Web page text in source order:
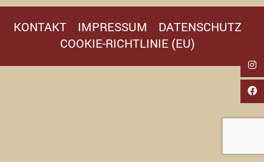
KONTAKT IMPRESSUM
DATENSCHUTZ
COOKIE-RICHTLINIE (EU)